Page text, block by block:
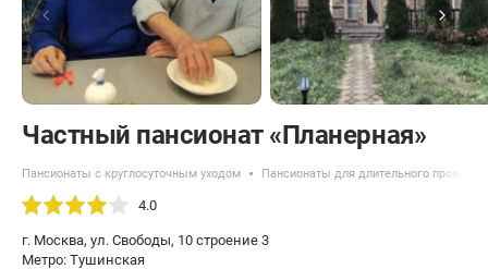
Частный пансионат «Планерная»
Пансионаты с круглосуточным уходом Пансионаты для длительного
4.0
г. Москва, ул. Свободы, 10 строение 3
Метро: Тушинская